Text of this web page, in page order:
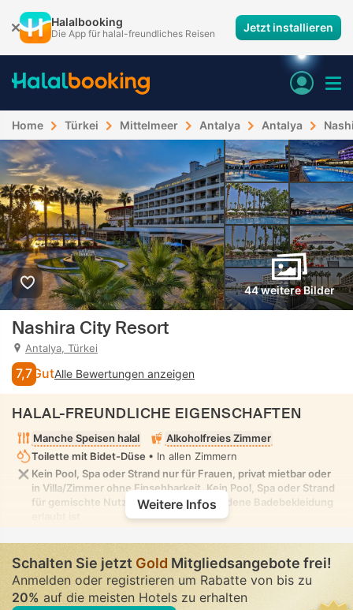
Halalbooking
Die App für halal-freundliches Reisen Jetzt installieren
Home Türkei Mittelmeer Antalya Antalya
44 weitere Bilder
Nashira City Resort
Antalya, Türkei
7,7 GutAlle Bewertungen anzeigen
HALAL-FREUNDLICHE EIGENSCHAFTEN
Manche Speisen halal
Alkoholfreies Zimmer
Toilette mit Bidet-Düse • In allen Zimmern
Kein Pool, Spa oder Strand nur für Frauen, privat mietbar oder
in Villa/Zimmer ohne Einsehbarkeit. Kein Pool, Spa oder Strand
für gemischte Nutzung, in dem bescheidene Badebekleidung
Weitere Infos
Schalten Sie jetztGold Mitgliedsangebote frei!
Anmelden oder registrieren um Rabatte von bis zu
20%auf die meisten Hotels zu erhalten